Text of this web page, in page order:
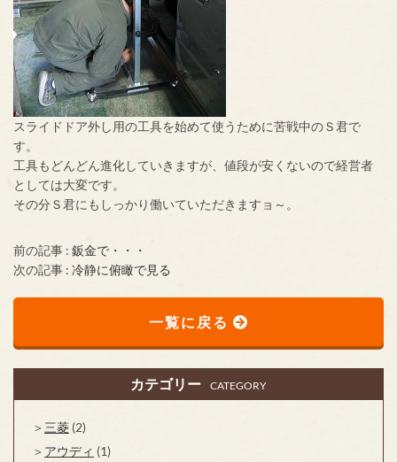
スライドドア外し用の工具を始めて使うために苦戦中のＳ君で
す。
工具もどんどん進化していきますが、値段が安くないので経営者
としては大変です。
その分Ｓ君にもしっかり働いていただきますョ～。
前の記事 : 鈑金で・・・
次の記事 : 冷静に俯瞰で見る
一覧に戻る
カテゴリー CATEGORY
三菱 (2)
アウディ (1)